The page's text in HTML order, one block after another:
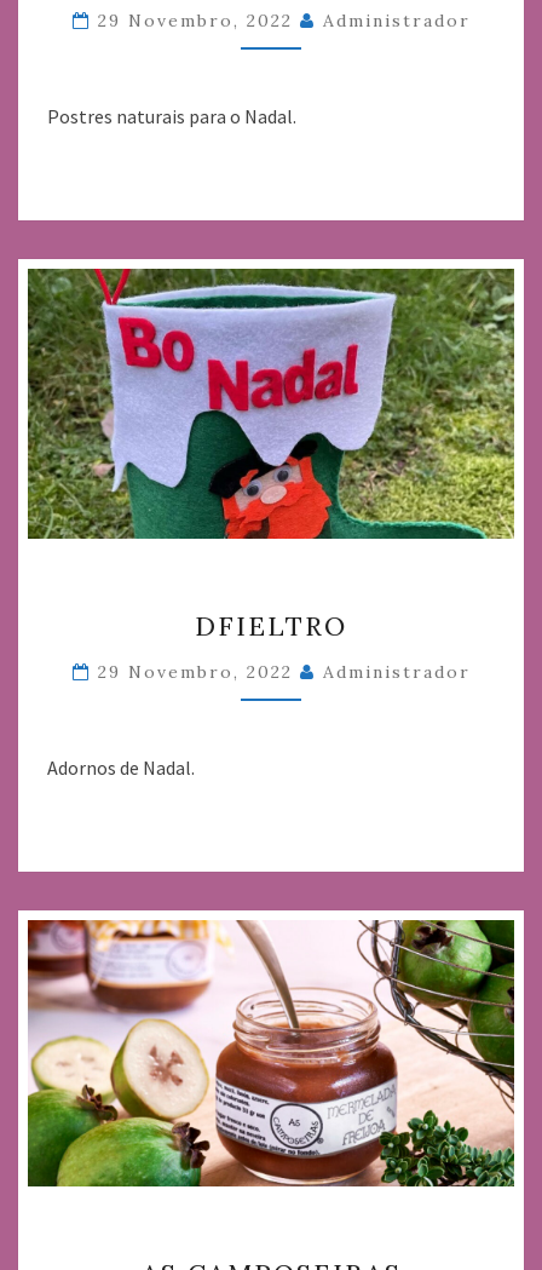
BOHEMIA
29 Novembro, 2022 Administrador
Postres naturais para o Nadal.
DFIELTRO
29 Novembro, 2022 Administrador
Adornos de Nadal.